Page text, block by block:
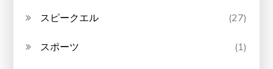
スピークエル (27)
スポーツ (1)